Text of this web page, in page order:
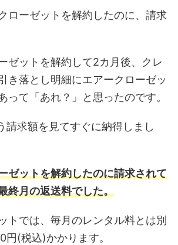
ローゼットを解約したのに、請求
ゼットを解約して2カ月後、クレ
き落とし明細にエアークローゼッ
って「あれ？」と思ったのです。
請求額を見てすぐに納得しまし
ゼットを解約したのに請求されて
終月の返送料でした。
トでは、毎月のレンタル料とは別
(税込)かかります。